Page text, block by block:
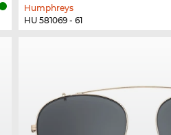
Humphreys
HU 581069 - 61